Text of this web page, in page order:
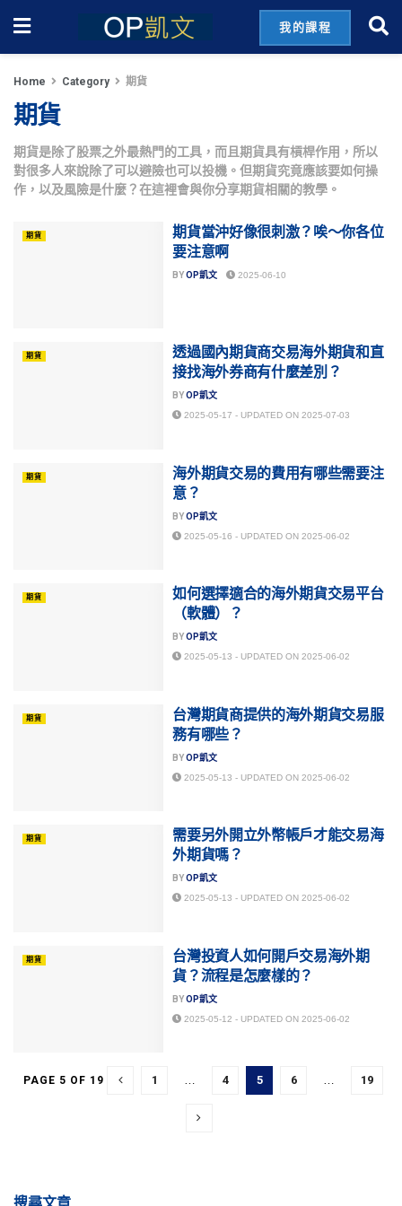
我的課程
Home Category 期貨
期貨
期貨是除了股票之外最熱門的工具，而且期貨具有槓桿作用，所以
對很多人來說除了可以避險也可以投機。但期貨究竟應該要如何操
作，以及風險是什麼？在這裡會與你分享期貨相關的教學。
期貨
期貨當沖好像很刺激？唉～你各位
要注意啊
BYOP凱文 2025-06-10
期貨
透過國內期貨商交易海外期貨和直
接找海外券商有什麼差別？
BYOP凱文
2025-05-17 - UPDATED ON 2025-07-03
期貨
海外期貨交易的費用有哪些需要注
意？
BYOP凱文
2025-05-16 - UPDATED ON 2025-06-02
期貨
如何選擇適合的海外期貨交易平台
（軟體）？
BYOP凱文
2025-05-13 - UPDATED ON 2025-06-02
期貨
台灣期貨商提供的海外期貨交易服
務有哪些？
BYOP凱文
2025-05-13 - UPDATED ON 2025-06-02
期貨
需要另外開立外幣帳戶才能交易海
外期貨嗎？
BYOP凱文
2025-05-13 - UPDATED ON 2025-06-02
期貨
台灣投資人如何開戶交易海外期
貨？流程是怎麼樣的？
BYOP凱文
2025-05-12 - UPDATED ON 2025-06-02
PAGE 5 OF 19 1 … 4 5 6 … 19